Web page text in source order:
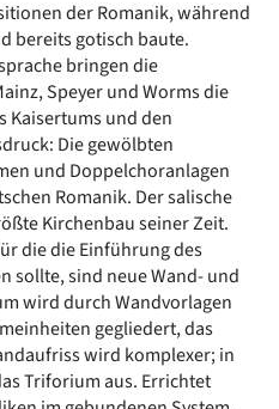
der Romanik, während
bereits gotisch baute.
bringen die
Speyer und Worms die
Kaisertums und den
Die gewölbten
und Doppelchoranlagen
Romanik. Der salische
Kirchenbau seiner Zeit.
die die Einführung des
sollte, sind neue Wand- und
wird durch Wandvorlagen
gegliedert, das
wird komplexer; in
Triforium aus. Errichtet